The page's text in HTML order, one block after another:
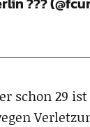
schon 29